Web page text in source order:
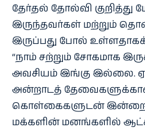
தேர்தல் தோல்வி குறித்து
இருந்தவர்கள் மற்றும்
இருப்பது போல் உள்ளதாகக்
“நாம் சற்றும் சோகமாக
அவசியம் இங்கு இல்லை.
அன்றாடத் தேவைகளுக்கான
கொள்கைகளுடன்
மக்களின் மனங்களில்